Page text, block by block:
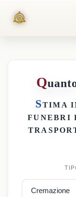
Q
STIMA
FUNEBRI